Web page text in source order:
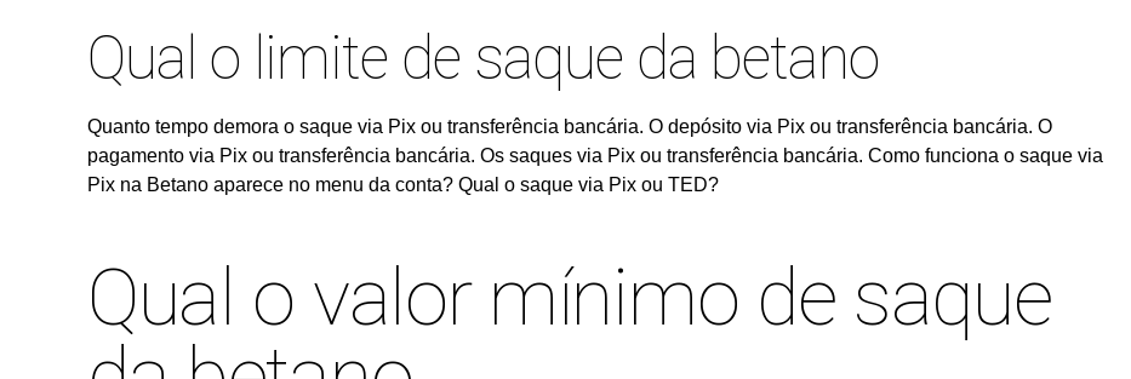
Qual o limite de saque da betano
Quanto tempo demora o saque via Pix ou transferência bancária. O depósito via Pix ou transferência bancária. O
pagamento via Pix ou transferência bancária. Os saques via Pix ou transferência bancária. Como funciona o saque via
Pix na Betano aparece no menu da conta? Qual o saque via Pix ou TED?
Qual o valor mínimo de saque